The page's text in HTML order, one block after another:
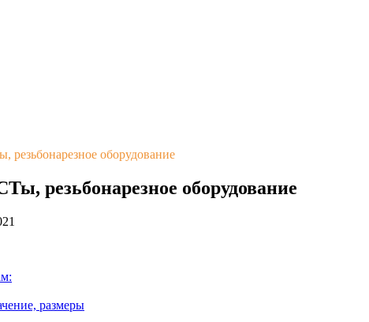
резьбонарезное оборудование
резьбонарезное оборудование
размеры